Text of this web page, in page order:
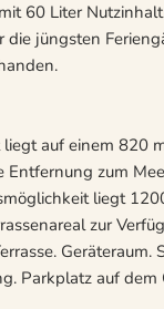
60 Liter
die jüngsten
auf einem 820
Entfernung zum
liegt
zur
Geräteraum.
Parkplatz auf dem